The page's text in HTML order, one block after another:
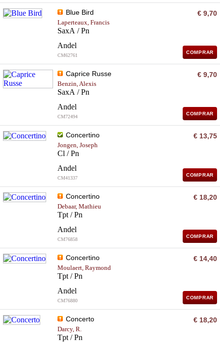
Blue Bird
Laperteaux, Francis
SaxA / Pn
Andel
CM62761
€ 9,70
COMPRAR
Caprice Russe
Benzin, Alexis
SaxA / Pn
Andel
CM72494
€ 9,70
COMPRAR
Concertino
Jongen, Joseph
Cl / Pn
Andel
CM41337
€ 13,75
COMPRAR
Concertino
Debaar, Mathieu
Tpt / Pn
Andel
CM76858
€ 18,20
COMPRAR
Concertino
Moulaert, Raymond
Tpt / Pn
Andel
CM76880
€ 14,40
COMPRAR
Concerto
Darcy, R.
Tpt / Pn
€ 18,20